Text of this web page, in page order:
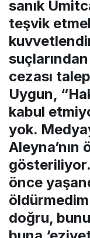
sanık
teşvik
cezası
Uygun,
kabul
yok.
Aleyna’nın
önce
doğru,